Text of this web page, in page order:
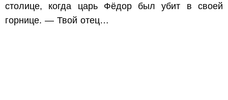
столице, когда царь Фёдор был убит в своей
горнице. — Твой отец…